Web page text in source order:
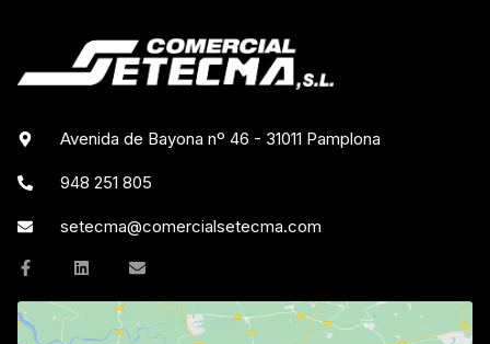
Avenida de Bayona nº 46 - 31011 Pamplona
948 251 805
setecma@comercialsetecma.com